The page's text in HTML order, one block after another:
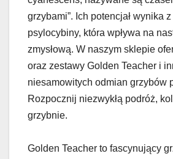
grzybami”. Ich potencjał wynika
psylocybiny, która wpływa na
zmysłową. W naszym sklepie
oraz zestawy Golden Teacher i
niesamowitych odmian grzybów
Rozpocznij niezwykłą podróż,
grzybnie.
Golden Teacher to fascynujący